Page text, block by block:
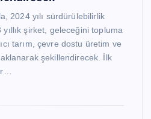
2024 yılı sürdürülebilirlik
yıllık şirket, geleceğini topluma
tarım, çevre dostu üretim ve
şekillendirecek. İlk